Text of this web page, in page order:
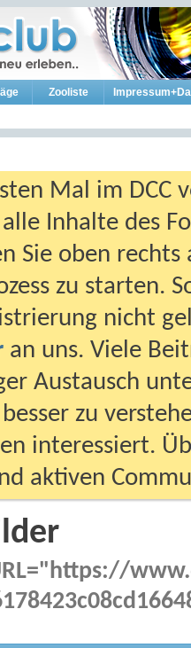
Zooliste
Mal im DCC
Inhalte des
Sie oben
zu starten.
nicht
an uns. Viele
Austausch
zu
interessiert.
aktiven